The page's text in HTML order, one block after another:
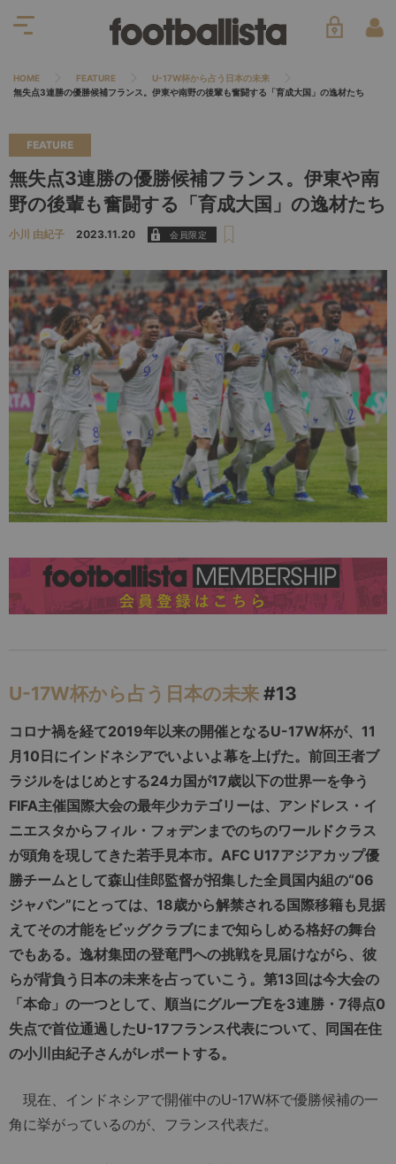
HOME FEATURE
U-17W杯から占う日本の未来
無失点3連勝の優勝候補フランス。伊東や南野の後輩も奮闘する「育成大国」の逸材たち
FEATURE
無失点3連勝の優勝候補フランス。伊東や南
野の後輩も奮闘する「育成大国」の逸材たち
小川 由紀子 2023.11.20
U-17W杯から占う日本の未来 #13
コロナ禍を経て2019年以来の開催となるU-17W杯が、11
月10日にインドネシアでいよいよ幕を上げた。前回王者ブ
ラジルをはじめとする24カ国が17歳以下の世界一を争う
FIFA主催国際大会の最年少カテゴリーは、アンドレス・イ
ニエスタからフィル・フォデンまでのちのワールドクラス
が頭角を現してきた若手見本市。AFC U17アジアカップ優
勝チームとして森山佳郎監督が招集した全員国内組の“06
ジャパン”にとっては、18歳から解禁される国際移籍も見据
えてその才能をビッグクラブにまで知らしめる格好の舞台
でもある。逸材集団の登竜門への挑戦を見届けながら、彼
らが背負う日本の未来を占っていこう。第13回は今大会の
「本命」の一つとして、順当にグループEを3連勝・7得点0
失点で首位通過したU-17フランス代表について、同国在住
の小川由紀子さんがレポートする。
現在、インドネシアで開催中のU-17W杯で優勝候補の一
角に挙がっているのが、フランス代表だ。